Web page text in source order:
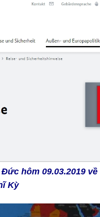
hôm 09.03.2019
Kỳ